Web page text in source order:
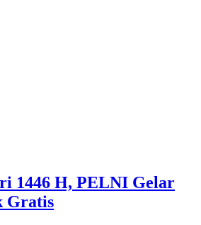
1446 H, PELNI Gelar
Gratis